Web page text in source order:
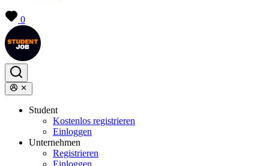
0
Student
Kostenlos registrieren
Einloggen
Unternehmen
Registrieren
Einloggen